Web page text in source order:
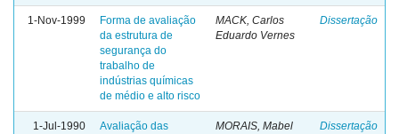
1-Nov-1999
Forma de avaliação
da estrutura de
segurança do
trabalho de
indústrias químicas
de médio e alto risco
MACK, Carlos
Eduardo Vernes
Dissertação
1-Jul-1990
Avaliação das
MORAIS, Mabel
Dissertação